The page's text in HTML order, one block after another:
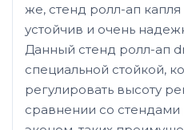
же, стенд ролл-ап капля
устойчив и очень
Данный стенд ролл-ап
специальной стойкой,
регулировать высоту
сравнении со стендами